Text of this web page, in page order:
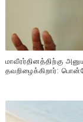
மாவீரர்தினத்திற்கு
தவறிழைக்கிறார்: